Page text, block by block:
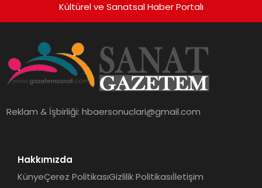
Kültürel ve Sanatsal Haber Portalı
Reklam & İşbirliği:hbaersonuclari@gmail.com
Hakkımızda
KünyeÇerez PolitikasıGizlilik Politikasıİletişim